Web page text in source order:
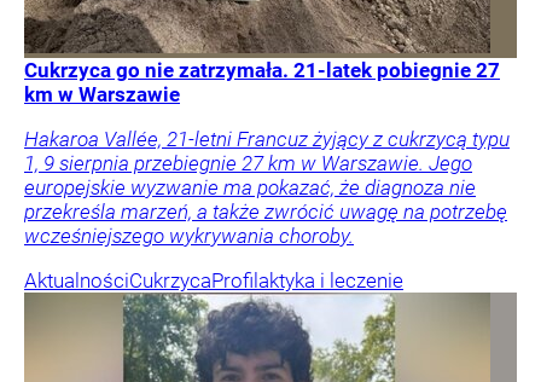
Cukrzyca go nie zatrzymała. 21-latek pobiegnie 27
km w Warszawie
Hakaroa Vallée, 21-letni Francuz żyjący z cukrzycą typu
1, 9 sierpnia przebiegnie 27 km w Warszawie. Jego
europejskie wyzwanie ma pokazać, że diagnoza nie
przekreśla marzeń, a także zwrócić uwagę na potrzebę
wcześniejszego wykrywania choroby.
AktualnościCukrzycaProfilaktyka i leczenie